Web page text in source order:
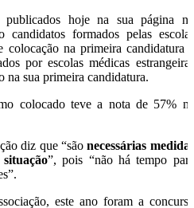
publicados hoje na sua página no
formados pelas escolas
colocação na primeira candidatura e
por escolas médicas estrangeiras
na sua primeira candidatura.
colocado teve a nota de 57% na
diz que “sãonecessárias medidas
”, pois “não há tempo para
este ano foram a concurso